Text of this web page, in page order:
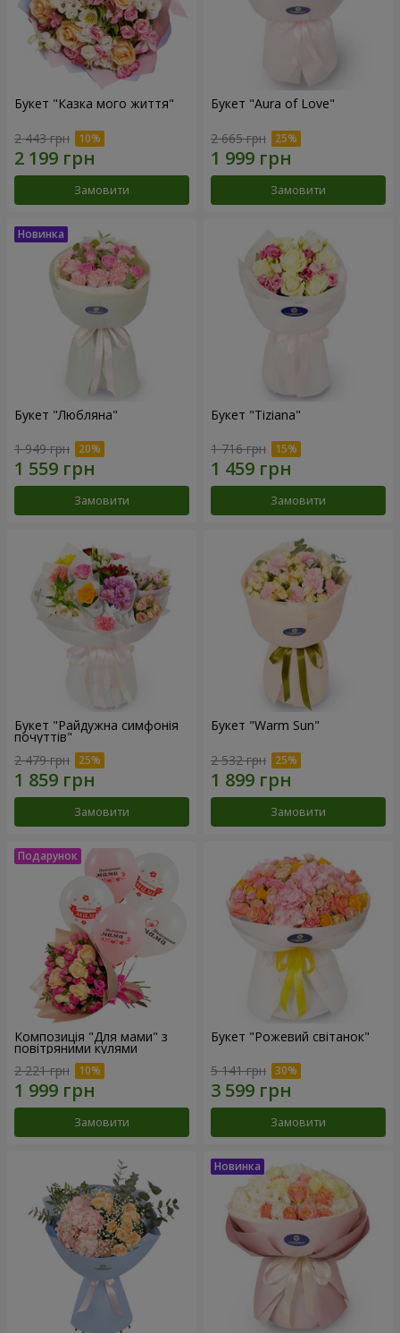
Букет "Казка мого життя"
2 443 грн
Замовити
Букет "Aura of Love"
2 665 грн
Замовити
Букет "Любляна"
1 949 грн
Замовити
Букет "Tiziana"
1 716 грн
Замовити
Букет "Райдужна симфонія
почуттів"
2 479 грн
Замовити
Букет "Warm Sun"
2 532 грн
Замовити
Композиція "Для мами" з
повітряними кулями
2 221 грн
Замовити
Букет "Рожевий світанок"
5 141 грн
Замовити